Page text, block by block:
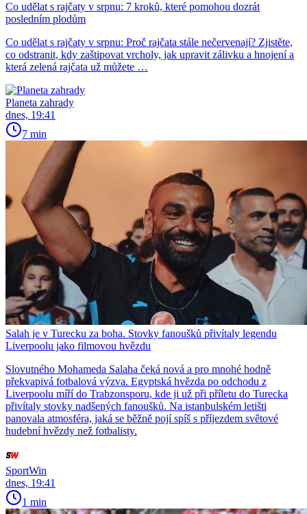
Co udělat s rajčaty v srpnu: 7 kroků, které pomohou dozrát
posledním plodům
Co udělat s rajčaty v srpnu: Proč rajčata stále nečervenají? Zjistěte,
co odstranit, kdy zaštipovat vrcholy, jak upravit zálivku a hnojení a
která zelená rajčata už můžete …
Planeta zahrady
dnes, 19:41
7 min
Salah je v Turecku za boha. Stovky fanoušků přivítaly legendu
Liverpoolu jako filmovou hvězdu
Slovutného Mohameda Salaha čeká nová a pro mnohé hodně
překvapivá fotbalová výzva. Egyptská hvězda po odchodu z
Liverpoolu míří do Trabzonsporu, kde ji už při příletu do Turecka
přivítaly stovky nadšených fanoušků. Na istanbulském letišti
panovala atmosféra, jaká se běžně pojí spíš s příjezdem světové
hudební hvězdy než fotbalisty.
SportWin
dnes, 19:41
1 min